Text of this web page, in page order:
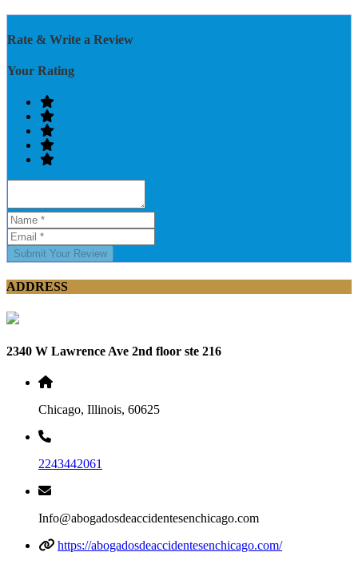
Rate & Write a Review
Your Rating
Submit Your Review
ADDRESS
2340 W Lawrence Ave 2nd floor ste 216
Chicago, Illinois, 60625
2243442061
Info@abogadosdeaccidentesenchicago.com
https://abogadosdeaccidentesenchicago.com/